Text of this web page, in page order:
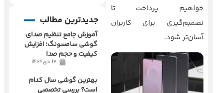
خواهیم پرداخت تا
تصمیم‌گیری برای کاربران
آسان‌تر شود.
جدیدترین مطالب
آموزش جامع تنظیم صدای
گوشی سامسونگ؛ افزایش
کیفیت و حجم صدا
17 دی1404
بهترین گوشی سال کدام
است؟ بررسی تخصصی